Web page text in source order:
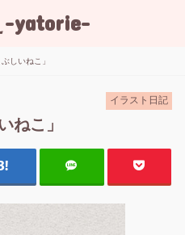
-yatorie-
しいねこ」
イラスト日記
ねこ」